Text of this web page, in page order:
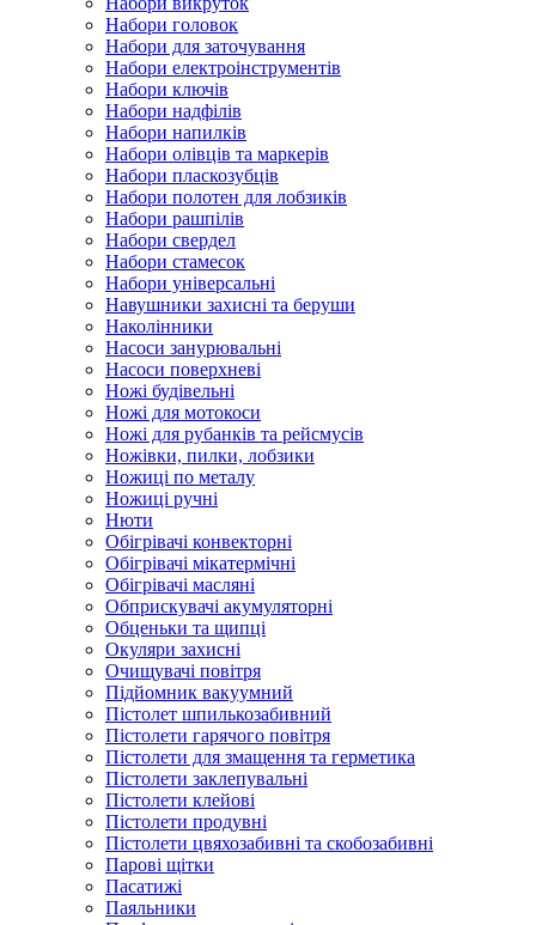
Набори головок
Набори для заточування
Набори електроінструментів
Набори ключів
Набори надфілів
Набори напилків
Набори олівців та маркерів
Набори пласкозубців
Набори полотен для лобзиків
Набори рашпілів
Набори свердел
Набори стамесок
Набори універсальні
Навушники захисні та беруши
Наколінники
Насоси занурювальні
Насоси поверхневі
Ножі будівельні
Ножі для мотокоси
Ножі для рубанків та рейсмусів
Ножівки, пилки, лобзики
Ножиці по металу
Ножиці ручні
Нюти
Обігрівачі конвекторні
Обігрівачі мікатермічні
Обігрівачі масляні
Обприскувачі акумуляторні
Обценьки та щипці
Окуляри захисні
Очищувачі повітря
Підйомник вакуумний
Пістолет шпилькозабивний
Пістолети гарячого повітря
Пістолети для змащення та герметика
Пістолети заклепувальні
Пістолети клейові
Пістолети продувні
Пістолети цвяхозабивні та скобозабивні
Парові щітки
Пасатижі
Паяльники